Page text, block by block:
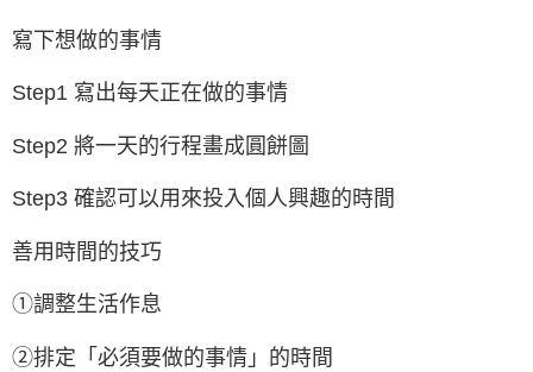
寫下想做的事情
Step1 寫出每天正在做的事情
Step2 將一天的行程畫成圓餅圖
Step3 確認可以用來投入個人興趣的時間
善用時間的技巧
①調整生活作息
②排定「必須要做的事情」的時間